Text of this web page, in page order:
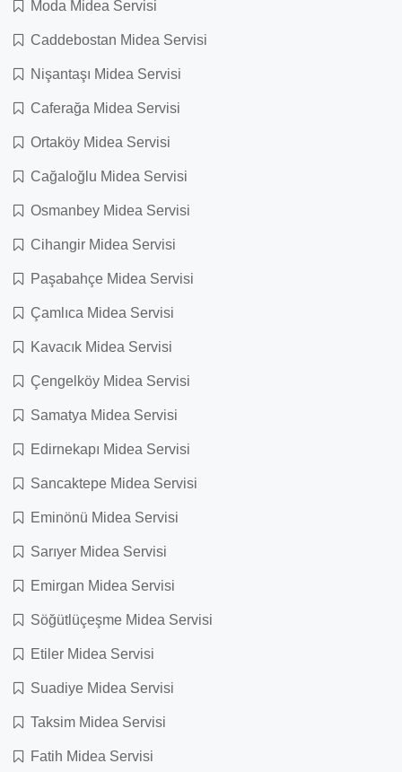
Moda Midea Servisi
Caddebostan Midea Servisi
Nişantaşı Midea Servisi
Caferağa Midea Servisi
Ortaköy Midea Servisi
Cağaloğlu Midea Servisi
Osmanbey Midea Servisi
Cihangir Midea Servisi
Paşabahçe Midea Servisi
Çamlıca Midea Servisi
Kavacık Midea Servisi
Çengelköy Midea Servisi
Samatya Midea Servisi
Edirnekapı Midea Servisi
Sancaktepe Midea Servisi
Eminönü Midea Servisi
Sarıyer Midea Servisi
Emirgan Midea Servisi
Söğütlüçeşme Midea Servisi
Etiler Midea Servisi
Suadiye Midea Servisi
Taksim Midea Servisi
Fatih Midea Servisi